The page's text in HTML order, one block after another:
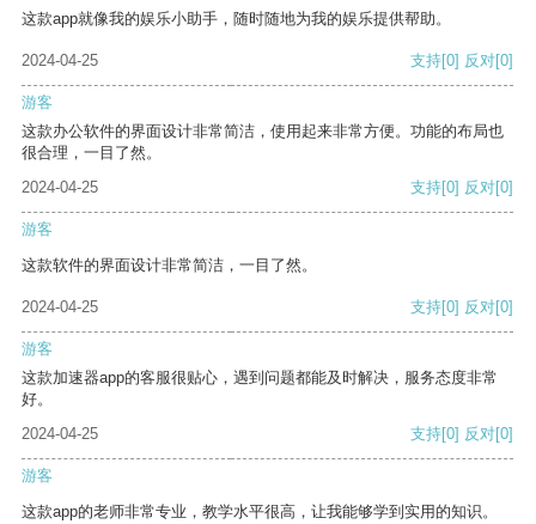
这款app就像我的娱乐小助手，随时随地为我的娱乐提供帮助。
2024-04-25 支持[0] 反对[0]
游客
这款办公软件的界面设计非常简洁，使用起来非常方便。功能的布局也
很合理，一目了然。
2024-04-25
支持[0] 反对[0]
游客
这款软件的界面设计非常简洁，一目了然。
2024-04-25 支持[0] 反对[0]
游客
这款加速器app的客服很贴心，遇到问题都能及时解决，服务态度非常
好。
2024-04-25
支持[0] 反对[0]
游客
这款app的老师非常专业，教学水平很高，让我能够学到实用的知识。